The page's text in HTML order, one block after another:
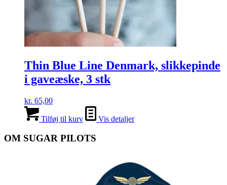
Thin Blue Line Denmark, slikkepinde
i gaveæske, 3 stk
kr. 65,00
Tilføj til kurv Vis detaljer
OM SUGAR PILOTS